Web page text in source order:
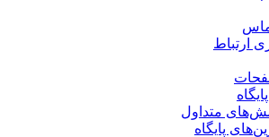
ارتباط
متداول
پایگاه